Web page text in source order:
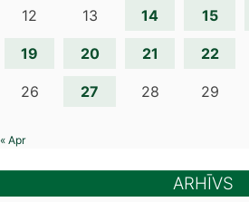
12 13 14 15
19 20 21 22
26 27 28 29
« Apr
ARHĪVS